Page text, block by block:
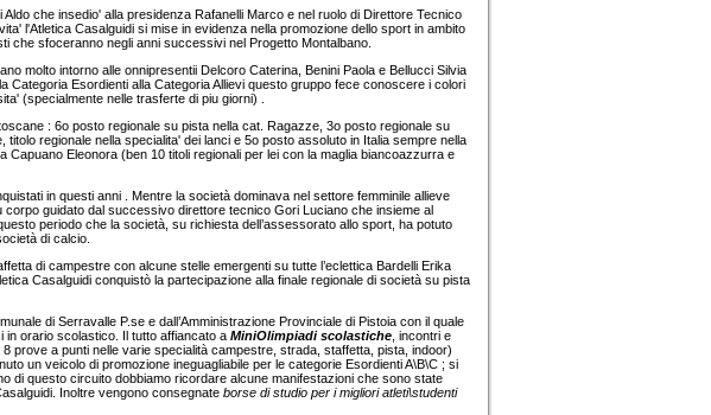
che insedio' alla presidenza Rafanelli Marco e nel ruolo di Direttore Tecnico
l'Atletica Casalguidi si mise in evidenza nella promozione dello sport in ambito
sfoceranno negli anni successivi nel Progetto Montalbano.
molto intorno alle onnipresentii Delcoro Caterina, Benini Paola e Bellucci Silvia
Esordienti alla Categoria Allievi questo gruppo fece conoscere i colori
(specialmente nelle trasferte di piu giorni) .
: 6o posto regionale su pista nella cat. Ragazze, 3o posto regionale su
regionale nella specialita' dei lanci e 5o posto assoluto in Italia sempre nella
Capuano Eleonora (ben 10 titoli regionali per lei con la maglia biancoazzurra e
in questi anni . Mentre la società dominava nel settore femminile allieve
guidato dal successivo direttore tecnico Gori Luciano che insieme al
periodo che la società, su richiesta dell’assessorato allo sport, ha potuto
di calcio.
di campestre con alcune stelle emergenti su tutte l’eclettica Bardelli Erika
Casalguidi conquistò la partecipazione alla finale regionale di società su pista
di Serravalle P.se e dall’Amministrazione Provinciale di Pistoia con il quale
in orario scolastico. Il tutto affiancato a MiniOlimpiadi scolastiche , incontri e
8 prove a punti nelle varie specialità campestre, strada, staffetta, pista, indoor)
un veicolo di promozione ineguagliabile per le categorie Esordienti A\B\C ; si
di questo circuito dobbiamo ricordare alcune manifestazioni che sono state
Inoltre vengono consegnate borse di studio per i migliori atleti\studenti